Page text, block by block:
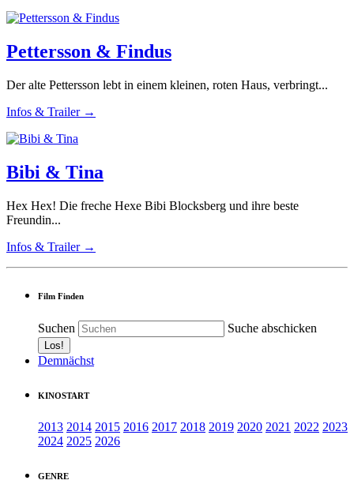
Pettersson & Findus
Der alte Pettersson lebt in einem kleinen, roten Haus, verbringt...
Infos & Trailer →
Bibi & Tina
Hex Hex! Die freche Hexe Bibi Blocksberg und ihre beste
Freundin...
Infos & Trailer →
Film Finden
Suchen Suche abschicken
Demnächst
KINOSTART
2013 2014 2015 2016 2017 2018 2019 2020 2021 2022 2023
2024 2025 2026
GENRE